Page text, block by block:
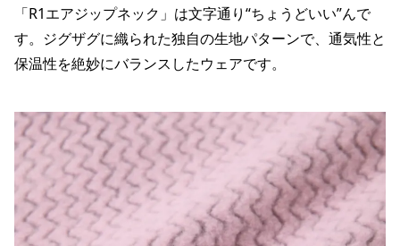
「R1エアジップネック」は文字通り“ちょうどいい”んで
す。ジグザグに織られた独自の生地パターンで、通気性と
保温性を絶妙にバランスしたウェアです。